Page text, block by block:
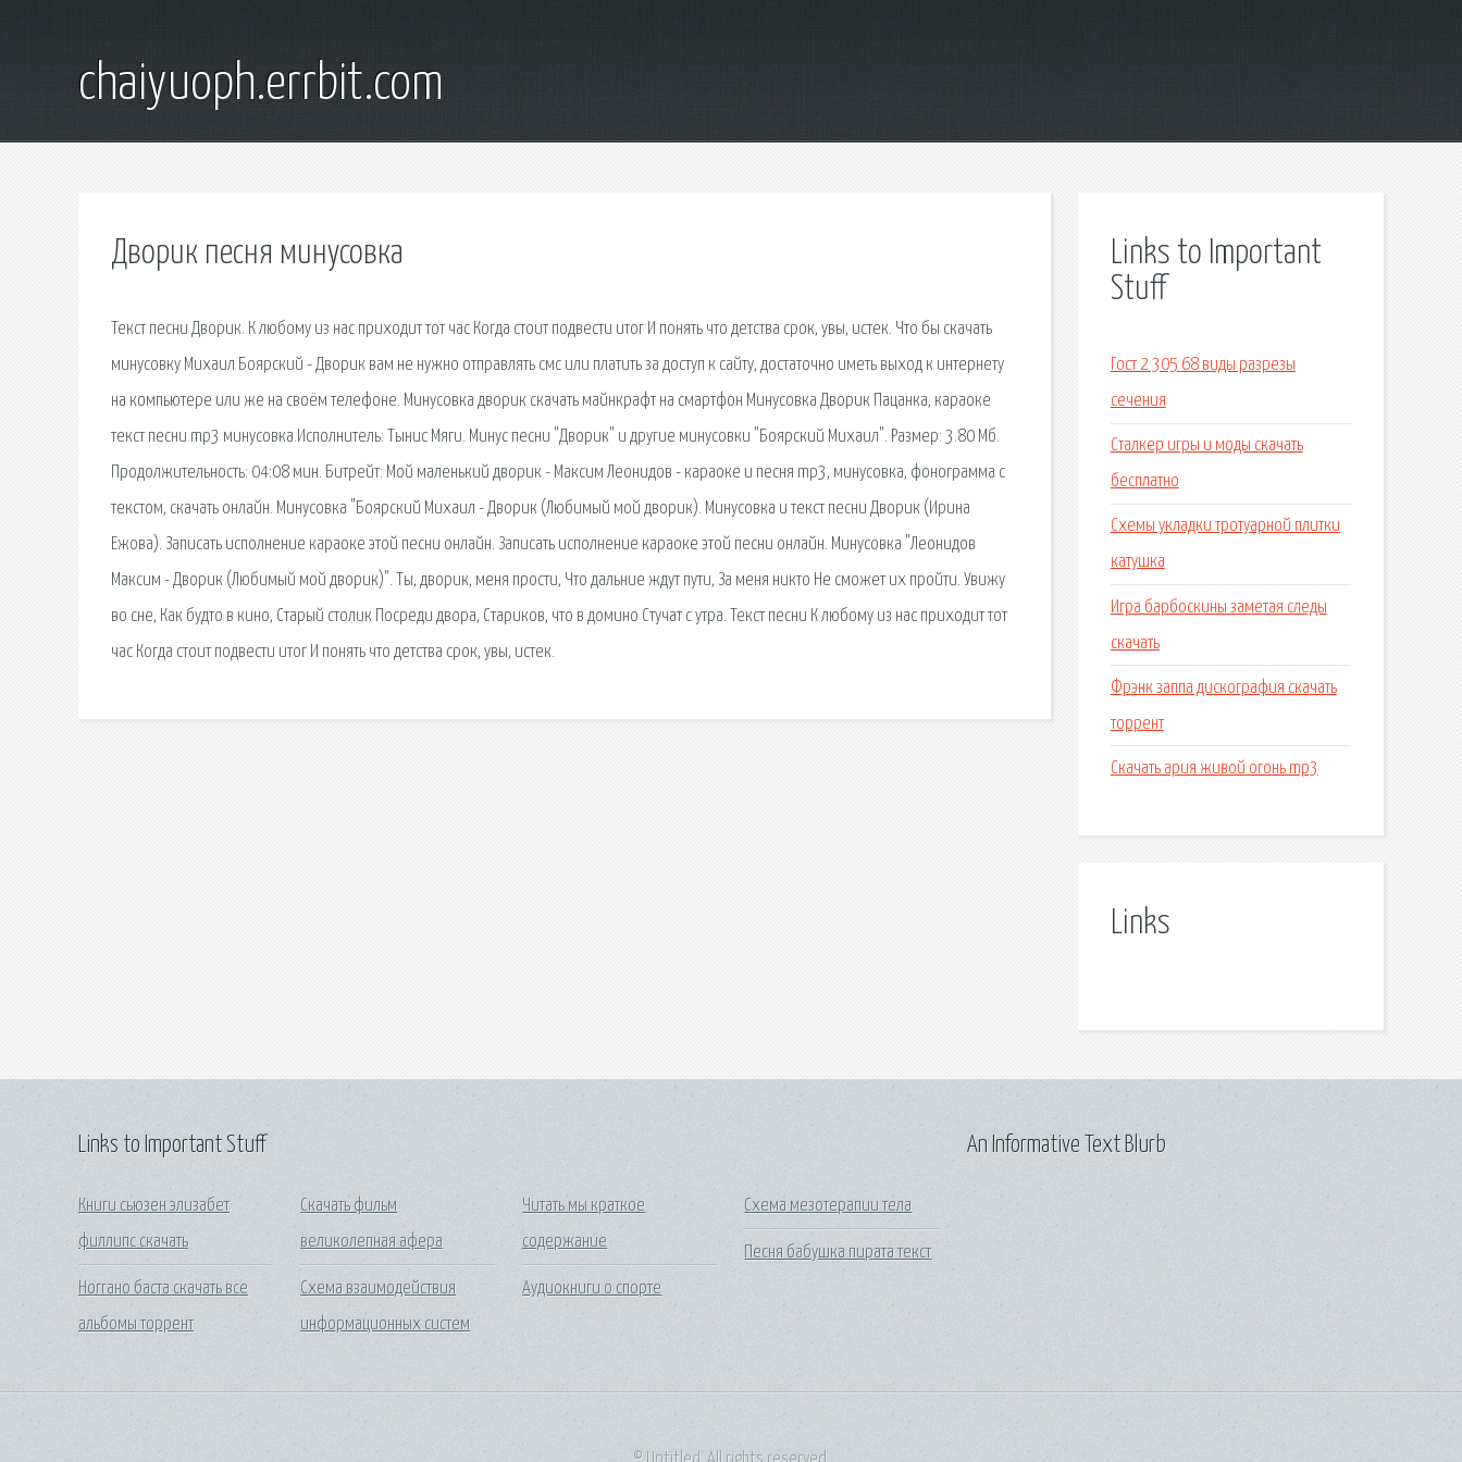
chaiyuoph.errbit.com
Дворик песня минусовка
Текст песни Дворик. К любому из нас приходит тот час Когда стоит подвести итог И понять что детства срок, увы, истек. Что бы скачать
минусовку Михаил Боярский - Дворик вам не нужно отправлять смс или платить за доступ к сайту, достаточно иметь выход к интернету
на компьютере или же на своём телефоне. Минусовка дворик скачать майнкрафт на смартфон Минусовка Дворик Пацанка, караоке
текст песни mp3 минусовка.Исполнитель: Тынис Мяги. Минус песни "Дворик" и другие минусовки "Боярский Михаил". Размер: 3.80 Мб.
Продолжительность: 04:08 мин. Битрейт: Мой маленький дворик - Максим Леонидов - караоке и песня mp3, минусовка, фонограмма с
текстом, скачать онлайн. Минусовка "Боярский Михаил - Дворик (Любимый мой дворик). Минусовка и текст песни Дворик (Ирина
Ежова). Записать исполнение караоке этой песни онлайн. Записать исполнение караоке этой песни онлайн. Минусовка "Леонидов
Максим - Дворик (Любимый мой дворик)". Ты, дворик, меня прости, Что дальние ждут пути, За меня никто Не сможет их пройти. Увижу
во сне, Как будто в кино, Старый столик Посреди двора, Стариков, что в домино Стучат с утра. Текст песни К любому из нас приходит тот
час Когда стоит подвести итог И понять что детства срок, увы, истек.
Links to Important
Stuff
Гост 2 305 68 виды разрезы
сечения
Сталкер игры и моды скачать
бесплатно
Схемы укладки тротуарной плитки
катушка
Игра барбоскины заметая следы
скачать
Фрэнк заппа дискография скачать
торрент
Скачать ария живой огонь mp3
Links
Links to Important Stuff
Книги сьюзен элизабет
филлипс скачать
Ноггано баста скачать все
альбомы торрент
Скачать фильм
великолепная афера
Схема взаимодействия
информационных систем
Читать мы краткое
содержание
Аудиокниги о спорте
Схема мезотерапии тела
Песня бабушка пирата текст
An Informative Text Blurb